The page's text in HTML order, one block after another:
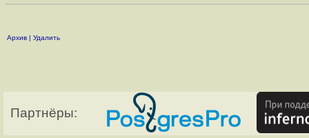
Архив | Удалить
Партнёры: